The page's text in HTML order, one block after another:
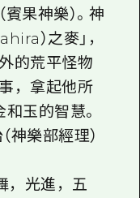
果神樂）。神
）之麥」，
的荒平怪物
，拿起他所
玉的智慧。
神樂部經理）
，光進，五